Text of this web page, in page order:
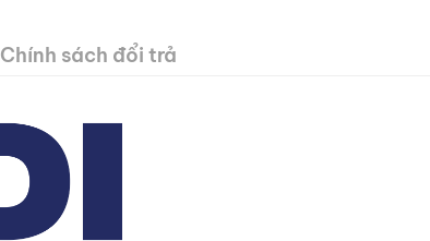
Chính sách đổi trả